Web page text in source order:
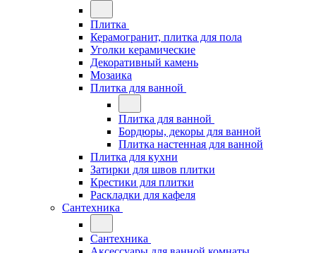
Плитка
Керамогранит, плитка для пола
Уголки керамические
Декоративный камень
Мозаика
Плитка для ванной
Плитка для ванной
Бордюры, декоры для ванной
Плитка настенная для ванной
Плитка для кухни
Затирки для швов плитки
Крестики для плитки
Раскладки для кафеля
Сантехника
Сантехника